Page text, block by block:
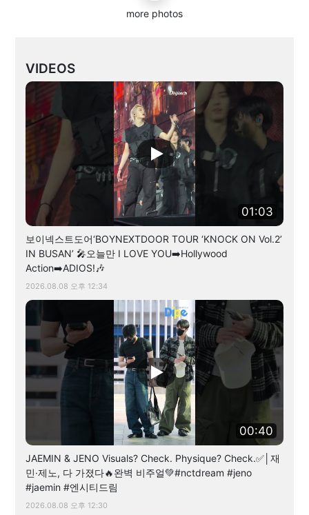
more photos
VIDEOS
01:03
보이넥스트도어‘BOYNEXTDOOR TOUR ‘KNOCK ON Vol.2’
IN BUSAN’ 🎤오늘만 I LOVE YOU➡️Hollywood
Action➡️ADIOS!🎶
2026.08.08 오후 12:34
00:40
JAEMIN & JENO Visuals? Check. Physique? Check.✅│재
민·제노, 다 가졌다🔥완벽 비주얼💚#nctdream #jeno
#jaemin #엔시티드림
2026.08.08 오후 12:30